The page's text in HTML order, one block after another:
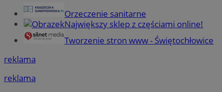
Orzeczenie sanitarne
Największy sklep z częściami online!
Tworzenie stron www - Świętochłowice
reklama
reklama